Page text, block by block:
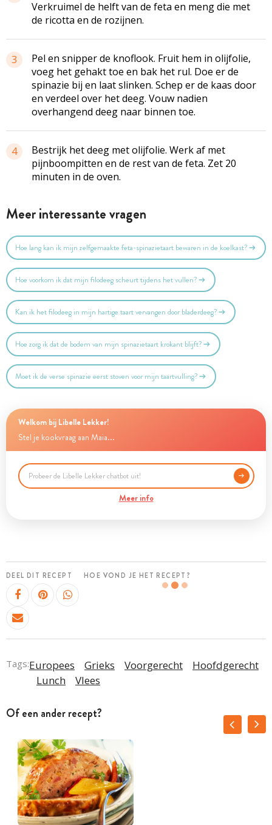
Verkruimel de helft van de feta en meng die met
de ricotta en de rozijnen.
3
Pel en snipper de knoflook. Fruit hem in olijfolie,
voeg het gehakt toe en bak het rul. Doe er de
spinazie bij en laat slinken. Schep er de kaas door
en verdeel over het deeg. Vouw nadien
overhangend deeg naar binnen toe.
4
Bestrijk het deeg met olijfolie. Werk af met
pijnboompitten en de rest van de feta. Zet 20
minuten in de oven.
Meer interessante vragen
Hoe lang kan ik mijn zelfgemaakte feta-spinazietaart bewaren in de koelkast?
Hoe voorkom ik dat mijn filodeeg scheurt tijdens het vullen?
Kan ik het filodeeg in mijn hartige taart vervangen door bladerdeeg?
Hoe zorg ik dat de bodem van mijn spinazietaart krokant blijft?
Moet ik de verse spinazie eerst stoven voor mijn taartvulling?
Welkom bij Libelle Lekker!
Stel je kookvraag aan Maia...
Meer info
DEEL DIT RECEPT HOE VOND JE HET RECEPT?
Tags:Europees Grieks Voorgerecht
Hoofdgerecht
Lunch
Vlees
Of een ander recept?